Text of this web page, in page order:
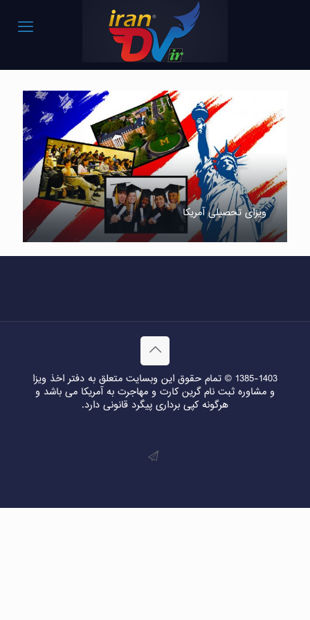
ویزای تحصیلی آمریکا
1385-1403 © تمام حقوق این وبسایت متعلق به دفتر اخذ ویزا
و مشاوره ثبت نام گرین کارت و مهاجرت به آمریکا می باشد و
هرگونه کپی برداری پیگرد قانونی دارد.